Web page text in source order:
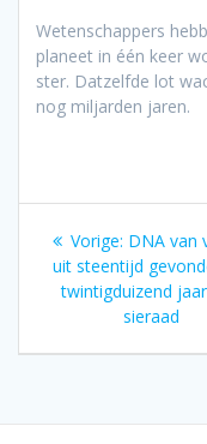
Wetenschappers
planeet in één keer
ster. Datzelfde lot
nog miljarden jaren.
Bericht
navigatie
Vorige: Vorig
bericht:
DNA van
uit steentijd
twintigduizend
sieraad